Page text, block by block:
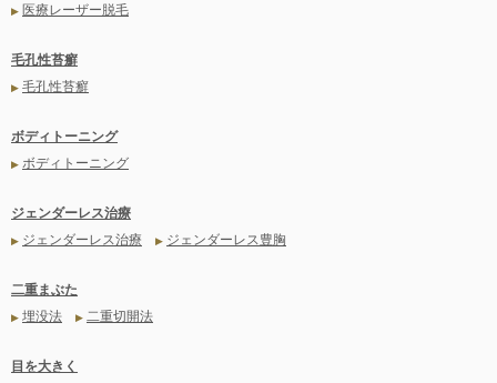
▶ 医療レーザー脱毛
毛孔性苔癬
▶ 毛孔性苔癬
ボディトーニング
▶ ボディトーニング
ジェンダーレス治療
▶ ジェンダーレス治療 ▶ ジェンダーレス豊胸
二重まぶた
▶ 埋没法 ▶ 二重切開法
目を大きく